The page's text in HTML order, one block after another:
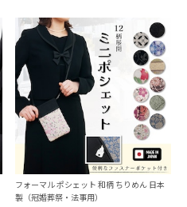
フォーマル ポシェット 和柄 ちりめん 日本
製（冠婚葬祭・法事用）